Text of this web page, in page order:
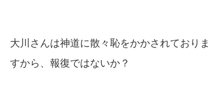
大川さんは神道に散々恥をかかされておりま
すから、報復ではないか？